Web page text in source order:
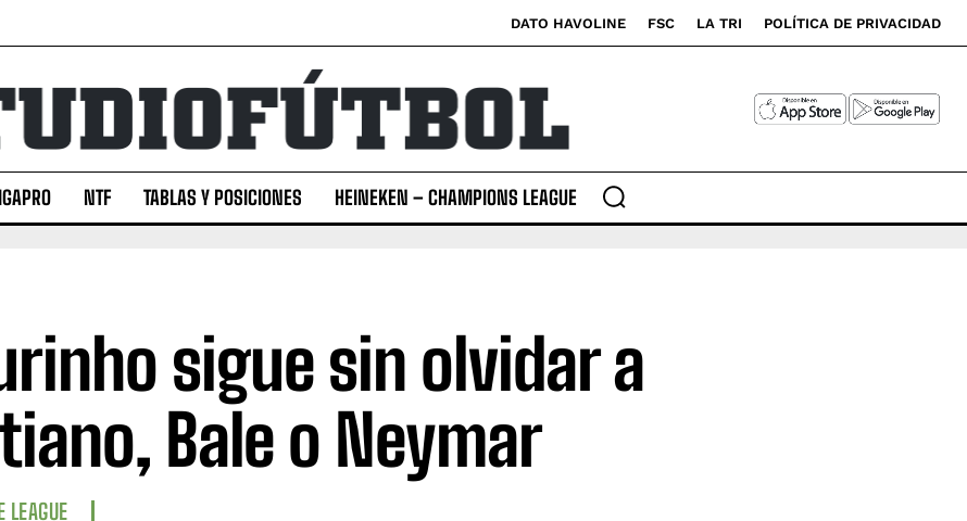
DATO HAVOLINE FSC LA TRI POLÍTICA DE PRIVACIDAD
NTF TABLAS Y POSICIONES HEINEKEN – CHAMPIONS LEAGUE
sigue sin olvidar a
Bale o Neymar
LEAGUE